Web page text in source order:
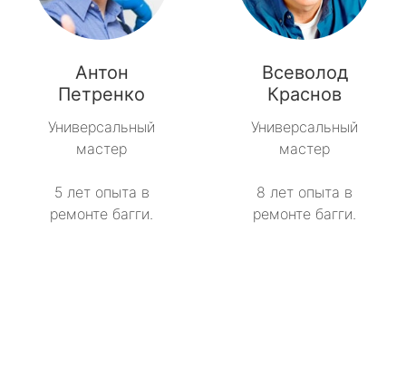
Антон
Петренко
Универсальный
мастер
5 лет опыта в
ремонте багги.
Всеволод
Краснов
Универсальный
мастер
8 лет опыта в
ремонте багги.